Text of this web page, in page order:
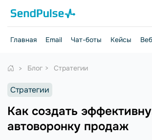
Главная Email Чат-боты Кейсы
Блог Стратегии
Стратегии
Как создать
автоворонку продаж